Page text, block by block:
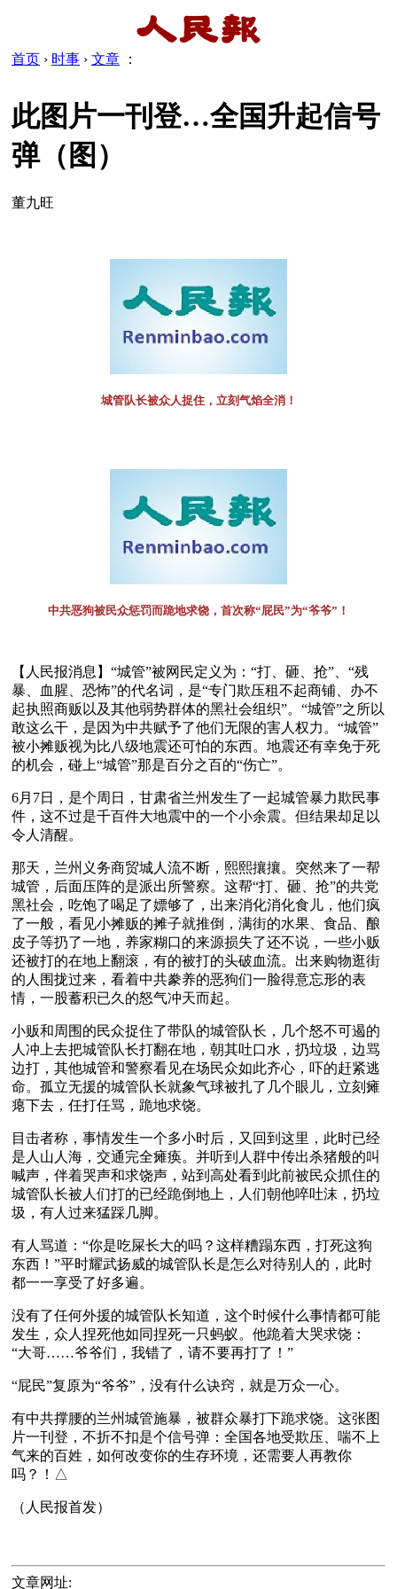
首页 › 时事 › 文章 ：
此图片一刊登…全国升起信号
弹（图）
董九旺
城管队长被众人捉住，立刻气焰全消！
中共恶狗被民众惩罚而跪地求饶，首次称“屁民”为“爷爷”！
【人民报消息】“城管”被网民定义为：“打、砸、抢”、“残
暴、血腥、恐怖”的代名词，是“专门欺压租不起商铺、办不
起执照商贩以及其他弱势群体的黑社会组织”。“城管”之所以
敢这么干，是因为中共赋予了他们无限的害人权力。“城管”
被小摊贩视为比八级地震还可怕的东西。地震还有幸免于死
的机会，碰上“城管”那是百分之百的“伤亡”。
6月7日，是个周日，甘肃省兰州发生了一起城管暴力欺民事
件，这不过是千百件大地震中的一个小余震。但结果却足以
令人清醒。
那天，兰州义务商贸城人流不断，熙熙攘攘。突然来了一帮
城管，后面压阵的是派出所警察。这帮“打、砸、抢”的共党
黑社会，吃饱了喝足了嫖够了，出来消化消化食儿，他们疯
了一般，看见小摊贩的摊子就推倒，满街的水果、食品、酿
皮子等扔了一地，养家糊口的来源损失了还不说，一些小贩
还被打的在地上翻滚，有的被打的头破血流。出来购物逛街
的人围拢过来，看着中共豢养的恶狗们一脸得意忘形的表
情，一股蓄积已久的怒气冲天而起。
小贩和周围的民众捉住了带队的城管队长，几个怒不可遏的
人冲上去把城管队长打翻在地，朝其吐口水，扔垃圾，边骂
边打，其他城管和警察看见在场民众如此齐心，吓的赶紧逃
命。孤立无援的城管队长就象气球被扎了几个眼儿，立刻瘫
瘪下去，任打任骂，跪地求饶。
目击者称，事情发生一个多小时后，又回到这里，此时已经
是人山人海，交通完全瘫痪。并听到人群中传出杀猪般的叫
喊声，伴着哭声和求饶声，站到高处看到此前被民众抓住的
城管队长被人们打的已经跪倒地上，人们朝他啐吐沫，扔垃
圾，有人过来猛踩几脚。
有人骂道：“你是吃屎长大的吗？这样糟蹋东西，打死这狗
东西！”平时耀武扬威的城管队长是怎么对待别人的，此时
都一一享受了好多遍。
没有了任何外援的城管队长知道，这个时候什么事情都可能
发生，众人捏死他如同捏死一只蚂蚁。他跪着大哭求饶：
“大哥……爷爷们，我错了，请不要再打了！”
“屁民”复原为“爷爷”，没有什么诀窍，就是万众一心。
有中共撑腰的兰州城管施暴，被群众暴打下跪求饶。这张图
片一刊登，不折不扣是个信号弹：全国各地受欺压、喘不上
气来的百姓，如何改变你的生存环境，还需要人再教你
吗？！△
文章网址: